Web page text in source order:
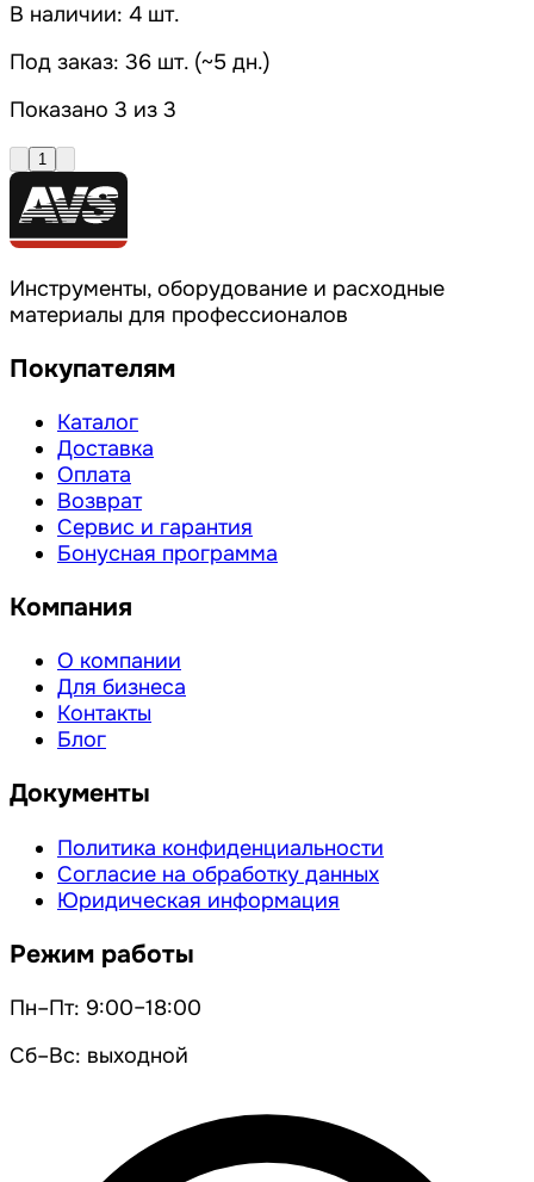
В наличии: 4 шт.
Под заказ: 36 шт. (~5 дн.)
Показано 3 из 3
1
Инструменты, оборудование и расходные
материалы для профессионалов
Покупателям
Каталог
Доставка
Оплата
Возврат
Сервис и гарантия
Бонусная программа
Компания
О компании
Для бизнеса
Контакты
Блог
Документы
Политика конфиденциальности
Согласие на обработку данных
Юридическая информация
Режим работы
Пн–Пт: 9:00–18:00
Сб–Вс: выходной